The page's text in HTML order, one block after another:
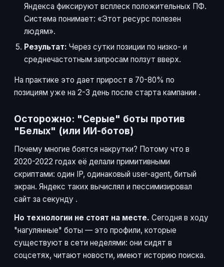
Яндекса фиксируют всплеск положительных ПФ.
Система понимает: «Этот ресурс полезен
людям».
Результат: Через сутки позиции по низко- и
среднечастотным запросам ползут вверх.
На практике это дает прирост в 70-80% по
позициям уже на 2-3 день после старта кампании .
Осторожно: "Серые" боты против
"Белых" (или ИИ-ботов)
Почему многие боятся накрутки? Потому что в
2020-2022 годах её делали примитивными
скриптами: один IP, одинаковый user-agent, битый
экран. Яндекс таких вычислял и пессимизировал
сайт за секунду .
Но технологии не стоят на месте. Сегодня в ходу
"нагулянные" боты — это профили, которые
существуют в сети неделями: они сидят в
соцсетях, читают новости, имеют историю поиска.